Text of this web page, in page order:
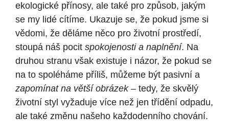
ekologické přínosy, ale také pro způsob, jakým
se my lidé cítíme. Ukazuje se, že pokud jsme si
vědomi, že děláme něco pro životní prostředí,
stoupá náš pocit spokojenosti a naplnění. Na
druhou stranu však existuje i názor, že pokud se
na to spoléháme příliš, můžeme být pasivní a
zapomínat na větší obrázek– tedy, že skvělý
životní styl vyžaduje více než jen třídění odpadu,
ale také změnu našeho každodenního chování.